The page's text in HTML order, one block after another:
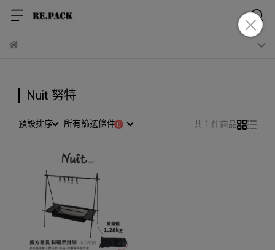
Nuit 努特
預設排序 所有篩選條件 共 1 件商品